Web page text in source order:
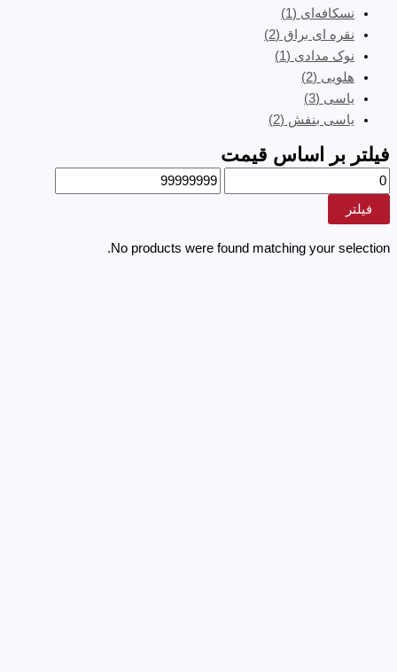
نسکافه‌ای (1)
نقره ای براق (2)
نوک مدادی (1)
هلویی (2)
یاسی (3)
یاسی بنفش (2)
فیلتر بر اساس قیمت
فیلتر
No products were found matching your selection.